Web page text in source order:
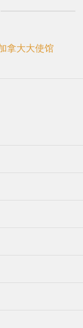
拿大大使馆